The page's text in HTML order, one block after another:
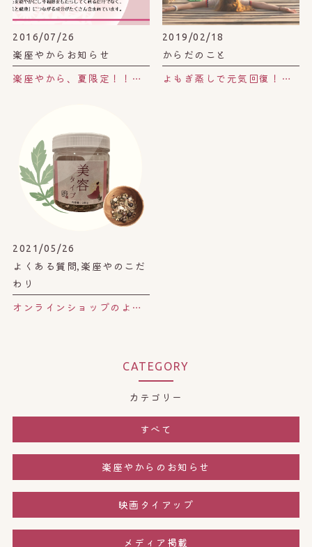
2016/07/26
楽座やからお知らせ
楽座やから、夏限定！！「ローズ蒸し、はじめました」
2019/02/18
からだのこと
よもぎ蒸しで元気回復！自分の機嫌は自分でとろう♪
2021/05/26
よくある質問,楽座やのこだ
わり
オンラインショップのよもぎ葉と漢方の使い方について。
CATEGORY
カテゴリー
すべて
楽座やからのお知らせ
映画タイアップ
メディア掲載